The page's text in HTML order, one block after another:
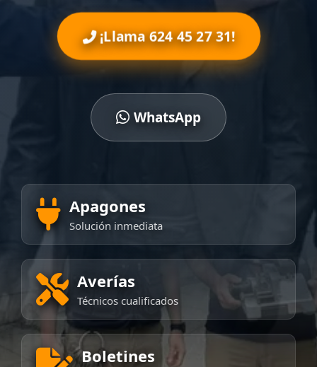
¡Llama 624 45 27 31!
WhatsApp
Apagones
Solución inmediata
Averías
Técnicos cualificados
Boletines